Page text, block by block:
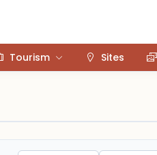
Tourism Sites